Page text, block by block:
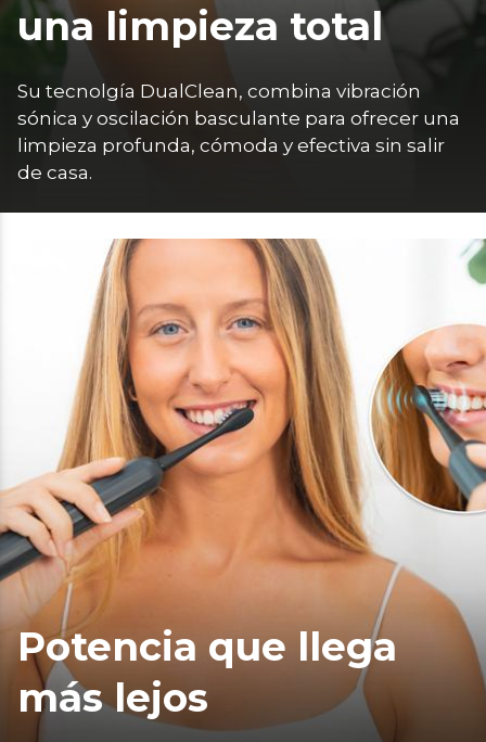
una limpieza total
Su tecnolgía DualClean, combina vibración
sónica y oscilación basculante para ofrecer una
limpieza profunda, cómoda y efectiva sin salir
de casa.
Potencia que llega
más lejos